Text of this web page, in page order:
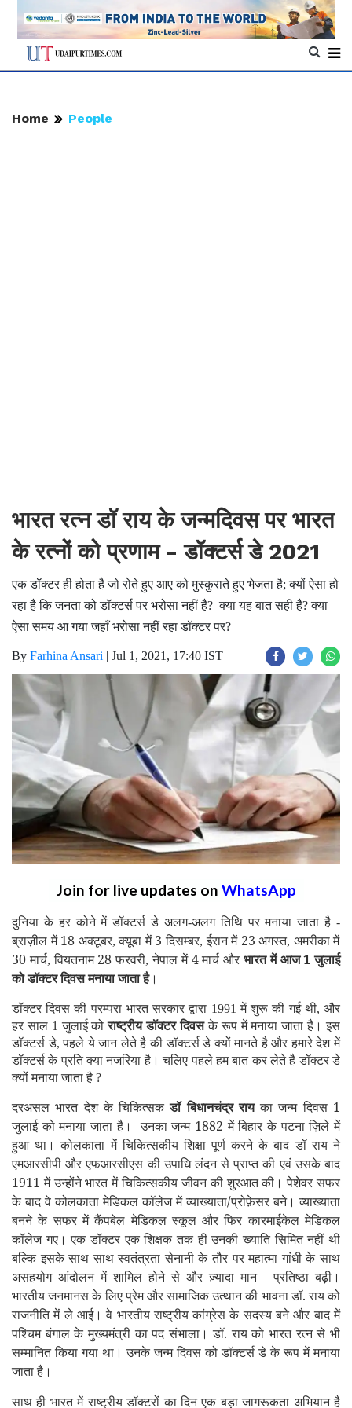
Home People
भारत रत्न डॉ राय के जन्मदिवस पर भारत
के रत्नों को प्रणाम - डॉक्टर्स डे 2021
एक डॉक्टर ही होता है जो रोते हुए आए को मुस्कुराते हुए भेजता है; क्यों ऐसा हो
रहा है कि जनता को डॉक्टर्स पर भरोसा नहीं है?क्या यह बात सही है?क्या
ऐसा समय आ गया जहाँ भरोसा नहीं रहा डॉक्टर पर?
By Farhina Ansari | Jul 1, 2021, 17:40 IST
Join for live updates on WhatsApp
दुनिया के हर कोने में डॉक्टर्स डे अलग-अलग तिथि पर मनाया जाता है -
ब्राज़ील में 18 अक्टूबर,क्यूबा में 3 दिसम्बर,ईरान में 23 अगस्त, अमरीका में
30 मार्च,वियतनाम 28 फरवरी,नेपाल में 4 मार्च और भारत में आज 1 जुलाई
को डॉक्टर दिवस मनाया जाता है।
डॉक्टर दिवस की परम्परा भारत सरकार द्वारा 1991 में शुरू की गई थी,और
हर साल 1 जुलाई कोराष्ट्रीय डॉक्टर दिवसके रूप में मनाया जाता है। इस
डॉक्टर्स डे, पहले ये जान लेते है की डॉक्टर्स डे क्यों मानते है और हमारे देश में
डॉक्टर्स के प्रति क्या नजरिया है। चलिए पहले हम बात कर लेते है डॉक्टर डे
क्यों मनाया जाता है ?
दरअसल भारत देश के चिकित्सकडॉ बिधानचंद्र रायका जन्म दिवस 1
जुलाई को मनाया जाता है। उनका जन्म 1882 में बिहार के पटना ज़िले में
हुआ था। कोलकाता में चिकित्सकीय शिक्षा पूर्ण करने के बाद डॉ राय ने
एमआरसीपी और एफआरसीएस की उपाधि लंदन से प्राप्त की एवं उसके बाद
1911 में उन्होंने भारत में चिकित्सकीय जीवन की शुरआत की। पेशेवर सफर
के बाद वे कोलकाता मेडिकल कॉलेज में व्याख्याता/प्रोफ़ेसर बने। व्याख्याता
बनने के सफर में कैंपबेल मेडिकल स्कूल और फिर कारमाईकेल मेडिकल
कॉलेज गए। एक डॉक्टर एक शिक्षक तक ही उनकी ख्याति सिमित नहीं थी
बल्कि इसके साथ साथ स्वतंत्रता सेनानी के तौर पर महात्मा गांधी के साथ
असहयोग आंदोलन में शामिल होने से और ज़्यादा मान - प्रतिष्ठा बढ़ी।
भारतीय जनमानस के लिए प्रेम और सामाजिक उत्थान की भावना डॉ. राय को
राजनीति में ले आई। वे भारतीय राष्ट्रीय कांग्रेस के सदस्य बने और बाद में
पश्चिम बंगाल के मुख्यमंत्री का पद संभाला। डॉ. राय को भारत रत्न से भी
सम्मानित किया गया था। उनके जन्म दिवस को डॉक्टर्स डे के रूप में मनाया
जाता है।
साथ ही भारत में राष्ट्रीय डॉक्टरों का दिन एक बड़ा जागरूकता अभियान है